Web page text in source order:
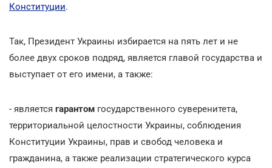
Конституции.
Так, Президент Украины избирается на пять лет и не
более двух сроков подряд, является главой государства и
выступает от его имени, а также:
- является гарантом государственного суверенитета,
территориальной целостности Украины, соблюдения
Конституции Украины, прав и свобод человека и
гражданина, а также реализации стратегического курса